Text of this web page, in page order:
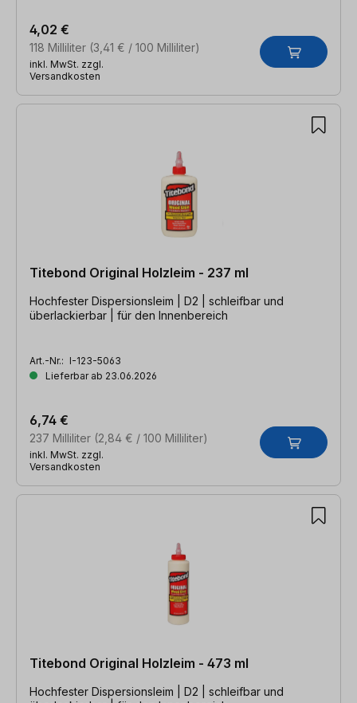
118 Milliliter (3,41 € / 100 Milliliter)
4,02 €
inkl. MwSt. zzgl.
Versandkosten
Titebond Original Holzleim - 237 ml
Hochfester Dispersionsleim | D2 | schleifbar und
überlackierbar | für den Innenbereich
Art.-Nr.: I-123-5063
Lieferbar ab 23.06.2026
237 Milliliter (2,84 € / 100 Milliliter)
6,74 €
inkl. MwSt. zzgl.
Versandkosten
Titebond Original Holzleim - 473 ml
Hochfester Dispersionsleim | D2 | schleifbar und